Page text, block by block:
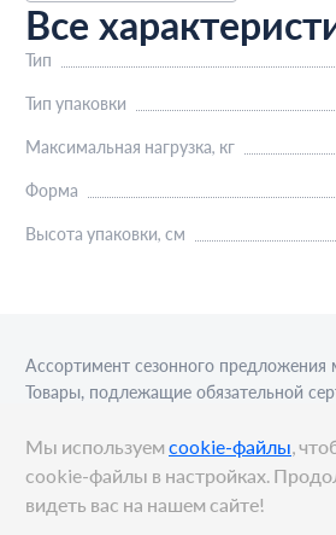
Все
Тип
Тип упаковки
Максимальная нагрузка, кг
Форма
Высота упаковки, см
Ассортимент сезонного
Товары, подлежащие обязательной
© METRO Cash and Carry Russia, 2026
Мы используем cookie-файлы,
cookie-файлы в настройках.
видеть вас на нашем сайте!